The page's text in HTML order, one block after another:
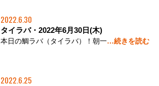
2022.6.30
タイラバ・2022年6月30日(木)
本日の鯛ラバ（タイラバ）！朝一…続きを読む
2022.6.25